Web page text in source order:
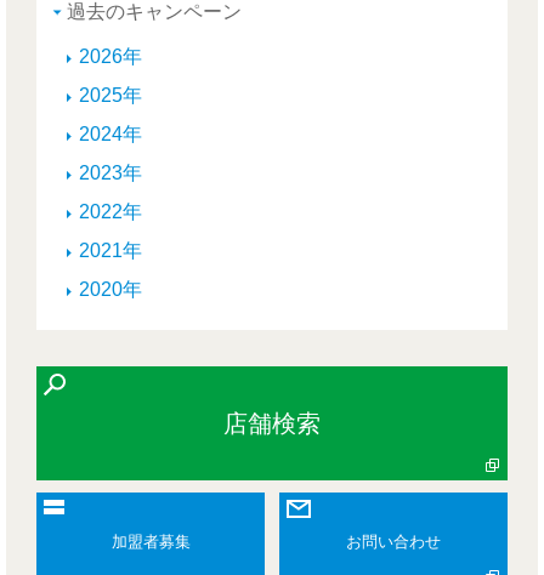
過去のキャンペーン
2026年
2025年
2024年
2023年
2022年
2021年
2020年
店舗検索
加盟者募集 お問い合わせ